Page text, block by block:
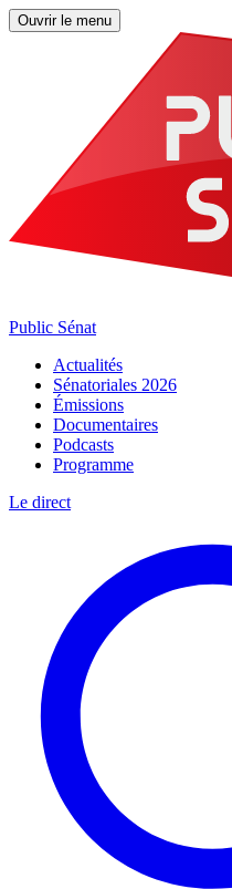
Ouvrir le menu
Public Sénat
Actualités
Sénatoriales 2026
Émissions
Documentaires
Podcasts
Programme
Le direct